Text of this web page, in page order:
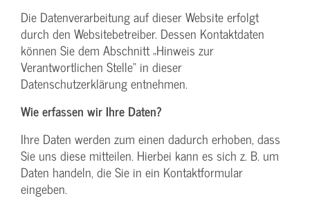
Die Datenverarbeitung auf dieser Website erfolgt
durch den Websitebetreiber. Dessen Kontaktdaten
können Sie dem Abschnitt „Hinweis zur
Verantwortlichen Stelle“ in dieser
Datenschutzerklärung entnehmen.
Wie erfassen wir Ihre Daten?
Ihre Daten werden zum einen dadurch erhoben, dass
Sie uns diese mitteilen. Hierbei kann es sich z. B. um
Daten handeln, die Sie in ein Kontaktformular
eingeben.